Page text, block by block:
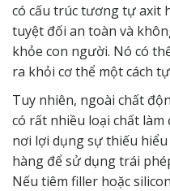
có cấu trúc tương tự axit
tuyệt đối an toàn và
khỏe con người. Nó có
ra khỏi cơ thể một cách
Tuy nhiên, ngoài chất
có rất nhiều loại chất
nơi lợi dụng sự thiếu
hàng để sử dụng trái
Nếu tiêm filler hoặc